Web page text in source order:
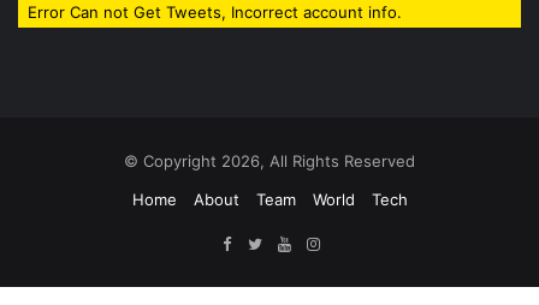
Error Can not Get Tweets, Incorrect account info.
© Copyright 2026, All Rights Reserved
Home
About Team World Tech